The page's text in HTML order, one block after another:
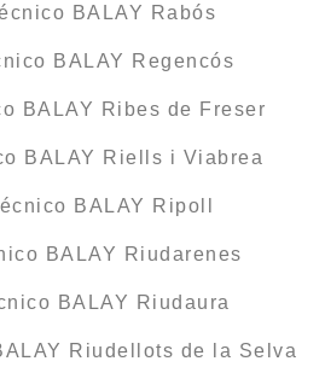
BALAY Rabós
BALAY Regencós
BALAY Ribes de Freser
BALAY Riells i Viabrea
BALAY Ripoll
BALAY Riudarenes
BALAY Riudaura
Riudellots de la Selva